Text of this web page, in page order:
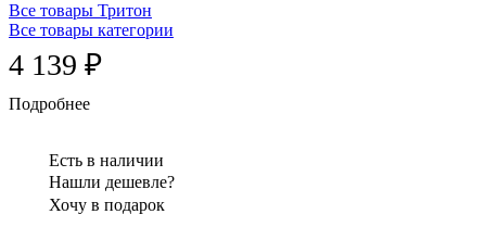
Все товары Тритон
Все товары категории
4 139 ₽
Подробнее
Есть в наличии
Нашли дешевле?
Хочу в подарок